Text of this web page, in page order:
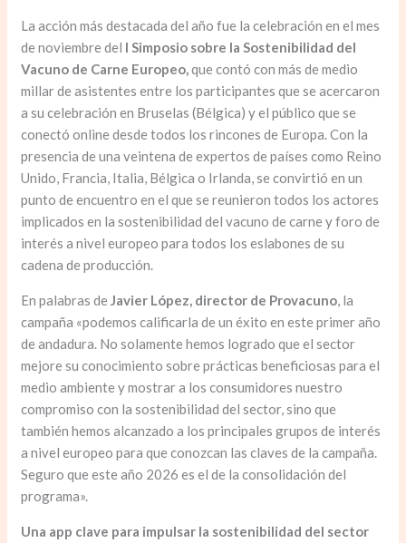
La acción más destacada del año fue la celebración en el mes
de noviembre del I Simposio sobre la Sostenibilidad del
Vacuno de Carne Europeo,que contó con más de medio
millar de asistentes entre los participantes que se acercaron
a su celebración en Bruselas (Bélgica) y el público que se
conectó online desde todos los rincones de Europa. Con la
presencia de una veintena de expertos de países como Reino
Unido, Francia, Italia, Bélgica o Irlanda, se convirtió en un
punto de encuentro en el que se reunieron todos los actores
implicados en la sostenibilidad del vacuno de carne y foro de
interés a nivel europeo para todos los eslabones de su
cadena de producción.
En palabras deJavier López, director de Provacuno, la
campaña «podemos calificarla de un éxito en este primer año
de andadura. No solamente hemos logrado que el sector
mejore su conocimiento sobre prácticas beneficiosas para el
medio ambiente y mostrar a los consumidores nuestro
compromiso con la sostenibilidad del sector, sino que
también hemos alcanzado a los principales grupos de interés
a nivel europeo para que conozcan las claves de la campaña.
Seguro que este año 2026 es el de la consolidación del
programa».
Una app clave para impulsar la sostenibilidad del sector